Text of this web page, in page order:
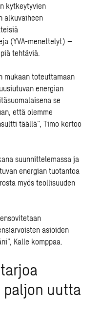
kytkeytyvien
alkuvaiheen
(YVA-menettelyt) –
tehtäviä.
mukaan toteuttamaan
energian
se
että olemme
täällä”, Timo kertoo
suunnittelemassa ja
energian tuotantoa
myös teollisuuden
asioiden
Kalle komppaa.
uutta